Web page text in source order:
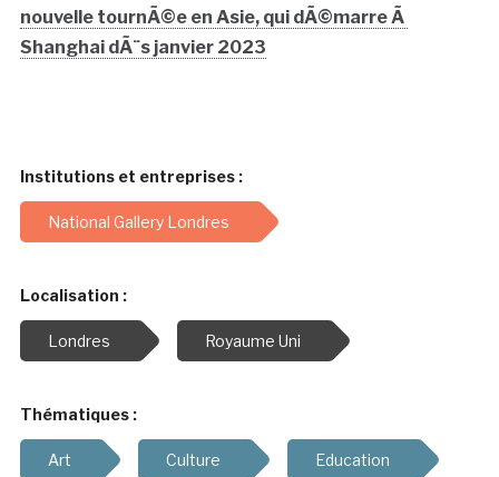
nouvelle tournÃ©e en Asie, qui dÃ©marre Ã
Shanghai dÃ¨s janvier 2023
Institutions et entreprises :
National Gallery Londres
Localisation :
Londres Royaume Uni
Thématiques :
Art Culture Education